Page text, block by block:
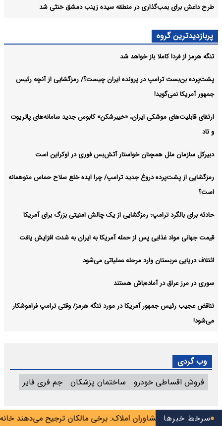
سرخط خبرها
اتحادیه مشاوران املاک: برخی مالکان ترجیح می‌دهند خانه
طرح داعش برای بمب‌گذاری در منطقه سیده زینب دمشق خنثی شد
پربازدیدترین گروه
تنگه هرمز از فردا کاملا باز خواهد شد
پشت‌پرده بن‌بست ترامپ در پرونده ایران چیست؟/ رمزگشایی از آنچه رئیس
جمهور آمریکا نمی‌گوید!
ارتقای قابلیت‌های موشکی ایران، «خیبرشکن» کابوس جدید سامانه‌های پاتریوت
و تاد
دبیرکل سازمان ملل همچنان خواستار آتش‌بس فوری در اوکراین است
رمزگشایی از پشت‌پرده دروغ جدید ترامپ/ چرا ایده خلع سلاح حماس متوهمانه
است؟
حادثه برای بالگرد ترامپ؛ رمزگشایی از یک چالش امنیتی بزرگ برای آمریکا
قیمت جهانی مواد غذایی پس از حمله آمریکا به ایران به شدت افزایش یافت
ائتلاف دریایی عربستان وارد مرحله عملیاتی می‌شود
سوری در مرز عراق در آماده‌باش هستند
تناقض عجیب رئیس جمهور آمریکا در مورد تنگه هرمز/ وقتی ترامپ فراموشکار
می‌شود!
وب گردی
فروش اقساطی خودرو
ساختمان پزشکان جم فری فایر